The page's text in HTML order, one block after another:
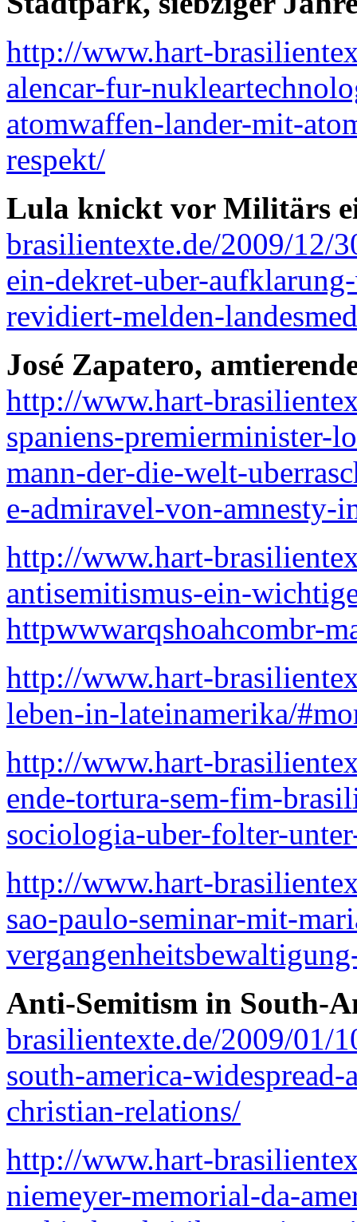
http://www.hart-
alencar-fur-
atomwaffen-lander-mit-
respekt/
Lula knickt vor Militärs
brasilientexte.de/2009/12/
ein-dekret-uber-
revidiert-melden-
José Zapatero,
http://www.hart-
spaniens-premierminister-
mann-der-die-welt-
e-admiravel-von-amnesty-
http://www.hart-
antisemitismus-ein-
httpwwwarqshoahcombr-
http://www.hart-
leben-in-lateinamerika/
http://www.hart-
ende-tortura-sem-fim-
sociologia-uber-folter-
http://www.hart-
sao-paulo-seminar-mit-
Anti-Semitism in South-
brasilientexte.de/2009/01/
south-america-
christian-relations/
http://www.hart-
niemeyer-memorial-da-